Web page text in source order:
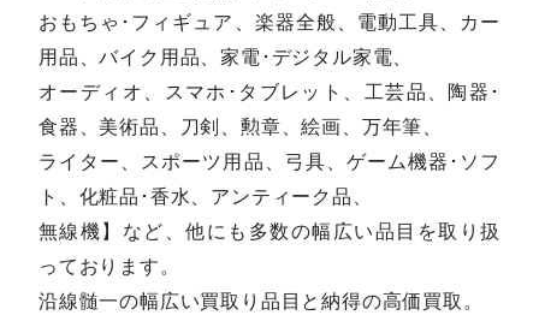
おもちゃ･フィギュア、楽器全般、電動工具、カー
用品、バイク用品、家電･デジタル家電、
オーディオ、スマホ･タブレット、工芸品、陶器･
食器、美術品、刀剣、勲章、絵画、万年筆、
ライター、スポーツ用品、弓具、ゲーム機器･ソフ
ト、化粧品･香水、アンティーク品、
無線機】など、他にも多数の幅広い品目を取り扱
っております。
沿線髄一の幅広い買取り品目と納得の高価買取。